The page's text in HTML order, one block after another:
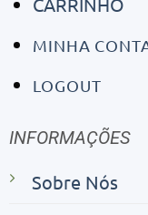
MINHA
LOGOUT
INFORMAÇÕES
Sobre Nós